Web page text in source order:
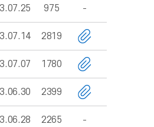
975
2819
1780
2399
2265